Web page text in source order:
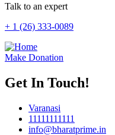
Talk to an expert
+ 1 (26) 333-0089
Make Donation
Get In Touch!
Varanasi
11111111111
info@bharatprime.in